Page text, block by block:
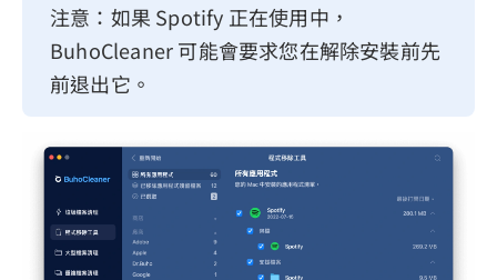
注意：如果 Spotify 正在使用中，
BuhoCleaner 可能會要求您在解除安裝前先
前退出它。